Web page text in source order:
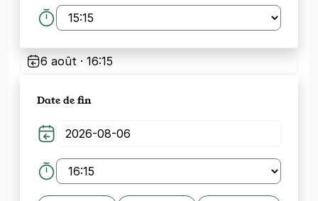
6 août · 16:15
Date de fin